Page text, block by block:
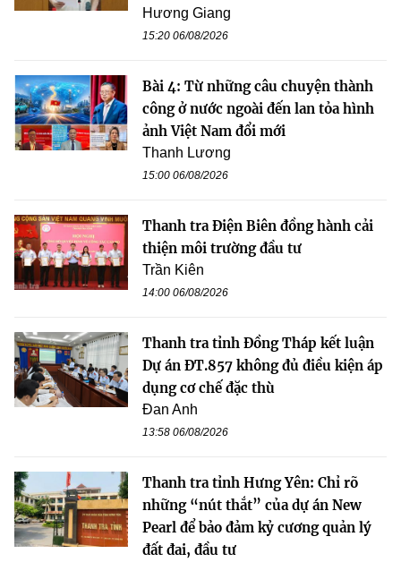
Hương Giang
15:20 06/08/2026
Bài 4: Từ những câu chuyện thành
công ở nước ngoài đến lan tỏa hình
ảnh Việt Nam đổi mới
Thanh Lương
15:00 06/08/2026
Thanh tra Điện Biên đồng hành cải
thiện môi trường đầu tư
Trần Kiên
14:00 06/08/2026
Thanh tra tỉnh Đồng Tháp kết luận
Dự án ĐT.857 không đủ điều kiện áp
dụng cơ chế đặc thù
Đan Anh
13:58 06/08/2026
Thanh tra tỉnh Hưng Yên: Chỉ rõ
những “nút thắt” của dự án New
Pearl để bảo đảm kỷ cương quản lý
đất đai, đầu tư